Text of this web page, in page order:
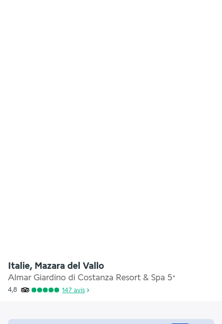
Italie, Mazara del Vallo
Almar Giardino di Costanza Resort & Spa 5*
4,8 147 avis